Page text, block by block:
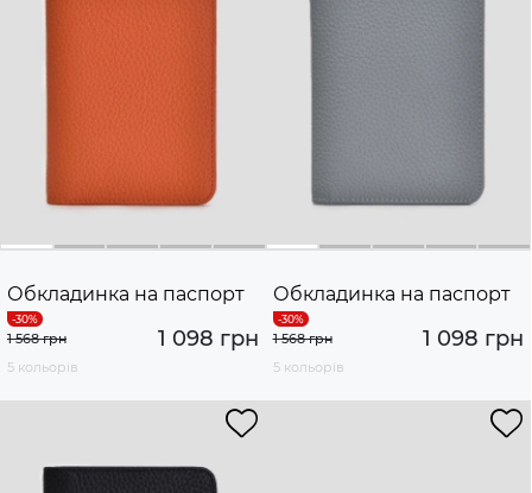
Обкладинка на паспорт
1 098 грн
1 568 грн
5 кольорів
Обкладинка на паспорт
1 098 грн
1 568 грн
5 кольорів